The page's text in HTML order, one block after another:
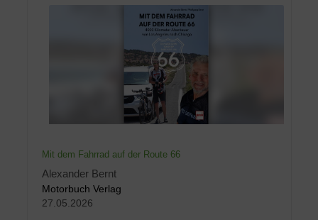
Mit dem Fahrrad auf der Route 66
Alexander Bernt
Motorbuch Verlag
27.05.2026